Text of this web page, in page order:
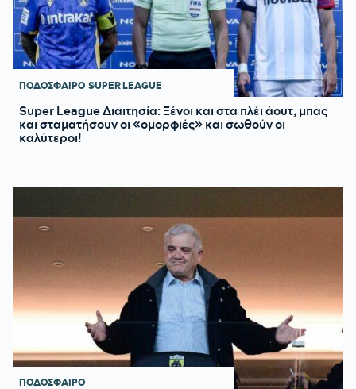
ΠΟΔΟΣΦΑΙΡΟ SUPER LEAGUE
Super League Διαιτησία: Ξένοι και στα πλέι άουτ, μπας
και σταματήσουν οι «ομορφιές» και σωθούν οι
καλύτεροι!
ΠΟΔΟΣΦΑΙΡΟ